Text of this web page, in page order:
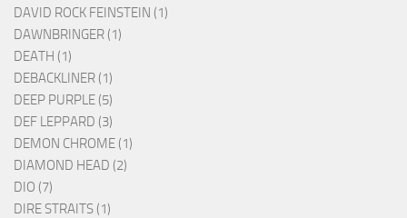
DAVID ROCK FEINSTEIN (1)
DAWNBRINGER (1)
DEATH (1)
DEBACKLINER (1)
DEEP PURPLE (5)
DEF LEPPARD (3)
DEMON CHROME (1)
DIAMOND HEAD (2)
DIO (7)
DIRE STRAITS (1)